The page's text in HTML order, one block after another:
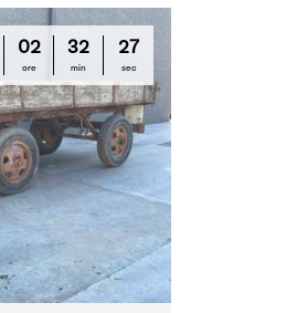
02
ore
32
min
26
sec